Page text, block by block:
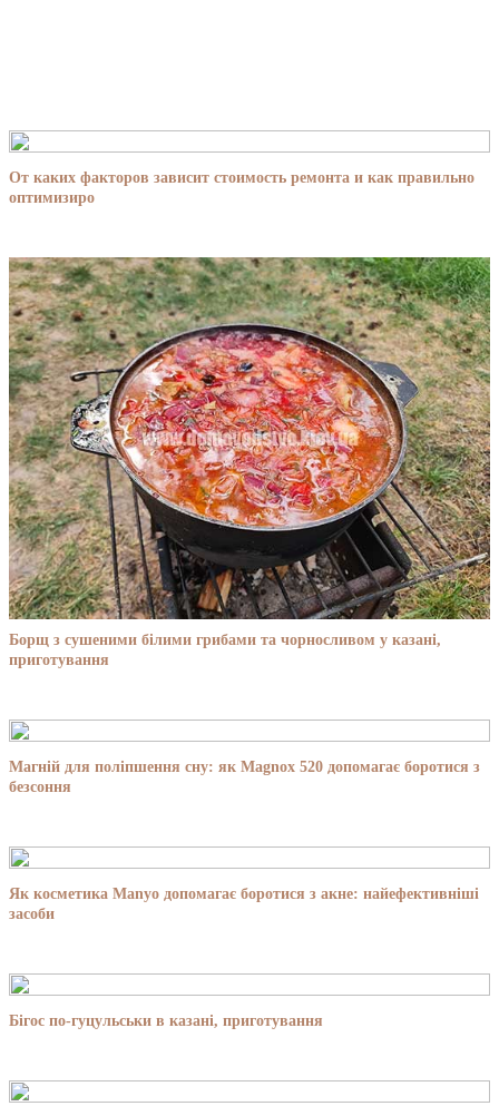
От каких факторов зависит стоимость ремонта и как правильно
оптимизиро
Борщ з сушеними білими грибами та чорносливом у казані,
приготування
Магній для поліпшення сну: як Magnox 520 допомагає боротися з
безсоння
Як косметика Manyo допомагає боротися з акне: найефективніші
засоби
Бігос по-гуцульськи в казані, приготування